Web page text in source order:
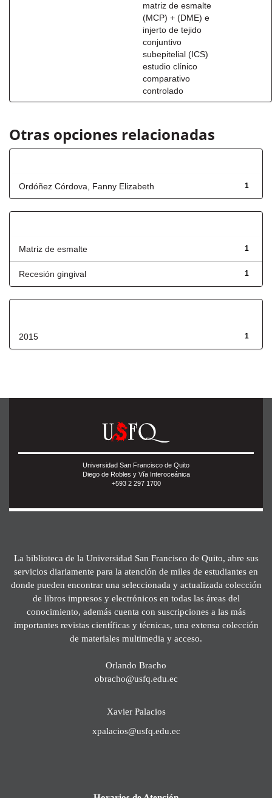
matriz de esmalte
(MCP) + (DME) e
injerto de tejido
conjuntivo
subepitelial (ICS)
estudio clínico
comparativo
controlado
Otras opciones relacionadas
1
Ordóñez Córdova, Fanny Elizabeth
1
Matriz de esmalte
1
Recesión gingival
1
2015
Universidad San Francisco de Quito
Diego de Robles y Vía Interoceánica
+593 2 297 1700
La biblioteca de la Universidad San Francisco de Quito, abre sus
servicios diariamente para la atención de miles de estudiantes en
donde pueden encontrar una seleccionada y actualizada colección
de libros impresos y electrónicos en todas las áreas del
conocimiento, además cuenta con suscripciones a las más
importantes revistas científicas y técnicas, una extensa colección
de materiales multimedia y acceso.
Orlando Bracho
obracho@usfq.edu.ec
Xavier Palacios
xpalacios@usfq.edu.ec